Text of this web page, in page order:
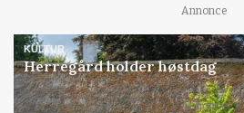
Annonce
KULTUR
Herregård holder høstdag
Annonce